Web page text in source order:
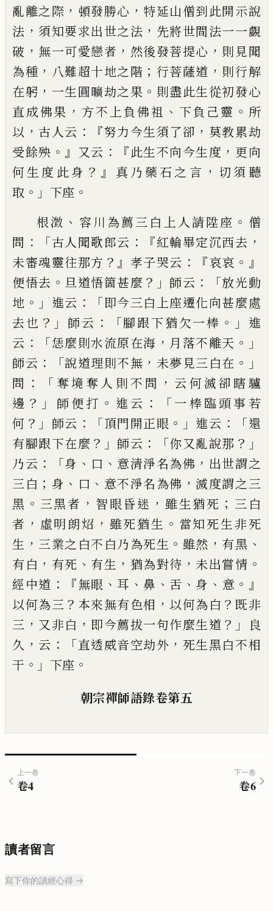
亂離之際 ， 頓發勝心 ， 特延山僧到此開示說
法 ， 須知要求出世之法 ， 先將世間法一一覷
破 ， 無一可愛戀者 ， 然後發菩提心 ， 則見聞
為種 ， 八難超十地之階 ； 行菩薩道 ， 則行解
在躬 ， 一生圓曠劫之果 。 則盡此生從初發心
直成佛果 ， 方不上負佛祖 、 下負己靈 。 所
以 ， 古人云 ：『努力今生須了卻 ， 莫教累劫
受餘殃 。』 又云 ：『此生不向今生度 ， 更向
何生度此身 ？』 真乃藥石之言 ， 切須聽
取 。」 下座 。
根澂 、 容川為薦三白上人請陞座 。 僧
問 ：「古人聞歌郎云 ：『紅輪畢定沉西去 ，
未審魂靈往那方 ？』 孝子哭云 ：『哀哀 。』
便悟去 。 旦道悟箇甚麼 ？」 師云 ：「放光動
地 。」 進云 ：「即今三白上座遷化向甚麼處
去也 ？」 師云 ：「腳跟下猶欠一棒 。」 進
云 ：「恁麼則水流原在海 ， 月落不離天 。」
師云 ：「說道理則不無 ， 未夢見三白在 。」
問 ：「 奪境奪人則不問 ， 云何滅卻瞎驢
邊 ？」 師便打 。 進云 ：「一棒臨頭事若
何 ？」 師云 ：「頂門開正眼 。」 進云 ：「還
有腳跟下在麼 ？」 師云 ：「你又亂說那 ？」
乃云 ：「身 、 口 、 意清淨名為佛 ， 出世謂之
三白 ； 身 、 口 、 意不淨名為佛 ，滅度謂之三
黑 。 三黑者 ， 智眼昏迷 ， 雖生猶死 ； 三白
者 ， 虛明朗炤 ， 雖死猶生 。 當知死生非死
生 ， 三業之白不白乃為死生 。 雖然 ， 有黑 、
有白 ， 有死 、 有生 ， 猶為對待 ， 未出嘗情 。
經中道 ：『無眼 、耳 、鼻 、 舌 、 身 、 意 。』
以何為三 ？ 本來無有色相 ， 以何為白 ？ 既非
三 ， 又非白 ， 即今薦拔一句作麼生道 ？」
良
久 ， 云 ：「直透威音空劫外 ， 死生黑白不相
干 。」 下座 。
朝宗禪師語錄卷第五
上一卷
卷4
下一卷
卷6
讀者留言
寫下你的讀經心得 →